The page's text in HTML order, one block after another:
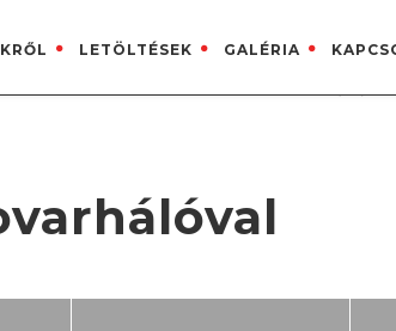
LETÖLTÉSEK GALÉRIA
KAPCSOLAT